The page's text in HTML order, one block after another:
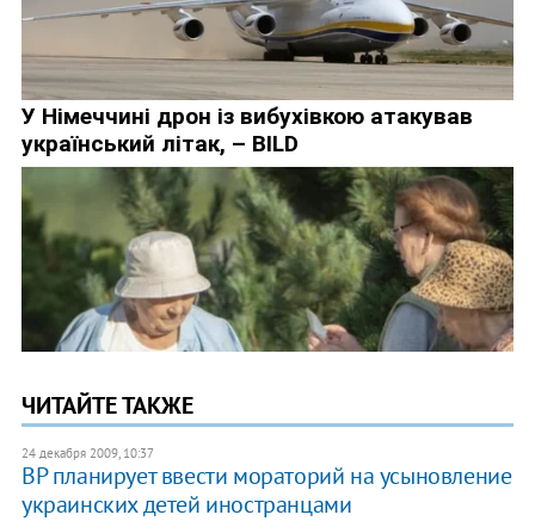
ЧИТАЙТЕ ТАКЖЕ
24 декабря 2009, 10:37
ВР планирует ввести мораторий на усыновление
украинских детей иностранцами